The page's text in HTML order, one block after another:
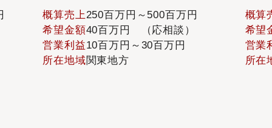
【元請け主体】
概算売上250百万円～500百万円
希望金額40百万円 （応相談）
営業利益10百万円～30百万円
所在地域関東地方
数
概算売上250
希望金額50
営業利益10
所在地域中部